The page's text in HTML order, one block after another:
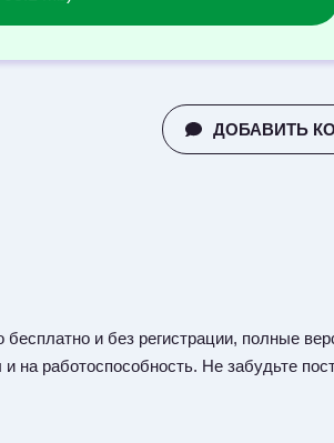
ДОБАВИТЬ
и без регистрации, полные
работоспособность. Не забудьте